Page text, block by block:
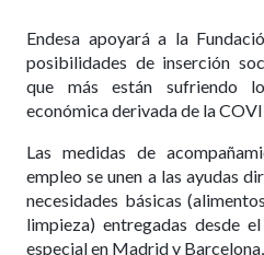
Endesa apoyará a la
posibilidades de inserción
que más están sufriendo
económica derivada de la
Las medidas de
empleo se unen a las ayudas
necesidades básicas
limpieza) entregadas desde
especial en Madrid y